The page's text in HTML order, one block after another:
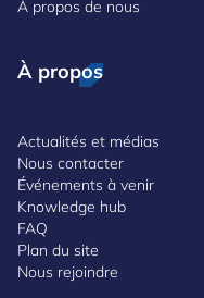
À propos de nous
À propos
Actualités et médias
Nous contacter
Événements à venir
Knowledge hub
FAQ
Plan du site
Nous rejoindre